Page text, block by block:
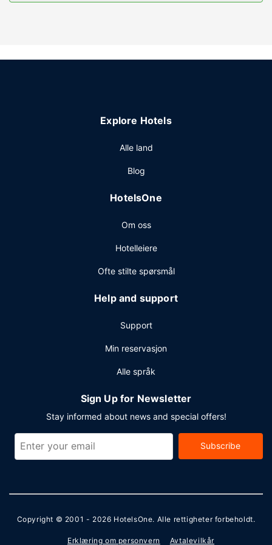
daglig fra kl. 06.30 til kl. 11.00 mot et tillegg.
forretningssenter, renseri-/vaskeritjenester og en
Peterborough? Som en av dette hotellet sine gjester tilbys
blant annet konferanserom og 9 møterom. Gjestene tilbys
Explore Hotels
Alle land
Blog
HotelsOne
Om oss
Hotelleiere
Ofte stilte spørsmål
Help and support
Support
Min reservasjon
Alle språk
Sign Up for Newsletter
Stay informed about news and special offers!
Subscribe
Copyright © 2001 - 2026 HotelsOne. Alle rettigheter forbeholdt.
Erklæring om personvern Avtalevilkår